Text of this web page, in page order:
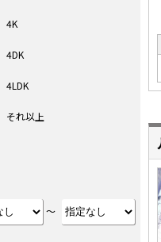
4K
4DK
4LDK
それ以上
～